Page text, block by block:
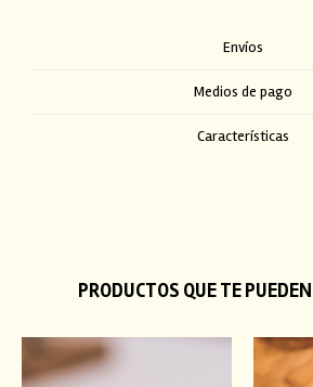
Envíos
Medios de pago
Características
PRODUCTOS QUE TE